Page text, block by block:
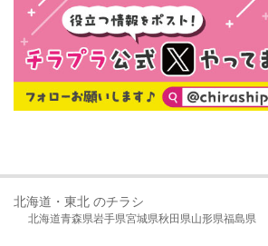
北海道・東北 のチラシ
北海道青森県岩手県宮城県秋田県山形県福島県